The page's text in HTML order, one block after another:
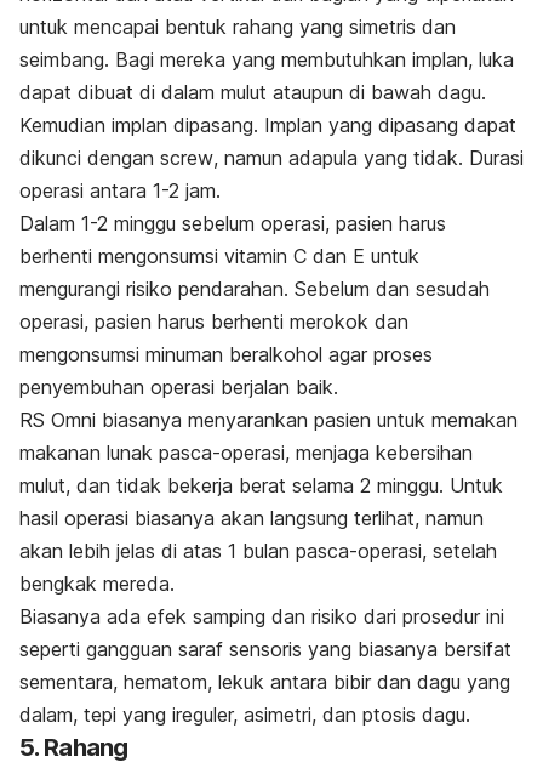
untuk mencapai bentuk rahang yang simetris dan
seimbang. Bagi mereka yang membutuhkan implan, luka
dapat dibuat di dalam mulut ataupun di bawah dagu.
Kemudian implan dipasang. Implan yang dipasang dapat
dikunci dengan screw, namun adapula yang tidak. Durasi
operasi antara 1-2 jam.
Dalam 1-2 minggu sebelum operasi, pasien harus
berhenti mengonsumsi vitamin C dan E untuk
mengurangi risiko pendarahan. Sebelum dan sesudah
operasi, pasien harus berhenti merokok dan
mengonsumsi minuman beralkohol agar proses
penyembuhan operasi berjalan baik.
RS Omni biasanya menyarankan pasien untuk memakan
makanan lunak pasca-operasi, menjaga kebersihan
mulut, dan tidak bekerja berat selama 2 minggu. Untuk
hasil operasi biasanya akan langsung terlihat, namun
akan lebih jelas di atas 1 bulan pasca-operasi, setelah
bengkak mereda.
Biasanya ada efek samping dan risiko dari prosedur ini
seperti gangguan saraf sensoris yang biasanya bersifat
sementara, hematom, lekuk antara bibir dan dagu yang
dalam, tepi yang ireguler, asimetri, dan ptosis dagu.
5. Rahang